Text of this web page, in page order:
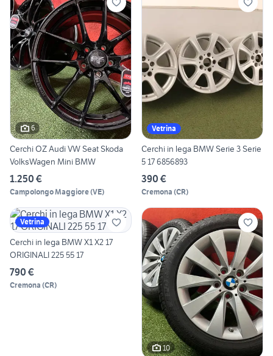
6
Cerchi OZ Audi VW Seat Skoda
VolksWagen Mini BMW
1.250 €
Campolongo Maggiore(VE)
Vetrina
Cerchi in lega BMW Serie 3 Serie
5 17 6856893
390 €
Cremona (CR)
Vetrina
Cerchi in lega BMW X1 X2 17
ORIGINALI 225 55 17
790 €
Cremona (CR)
10